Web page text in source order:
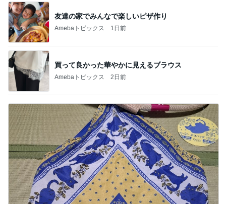
友達の家でみんなで楽しいピザ作り
Amebaトピックス 1日前
買って良かった華やかに見えるブラウス
Amebaトピックス 2日前